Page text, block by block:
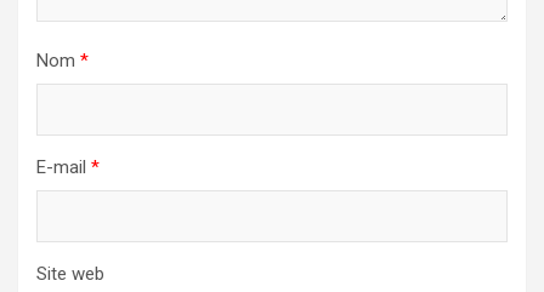
Nom *
E-mail *
Site web